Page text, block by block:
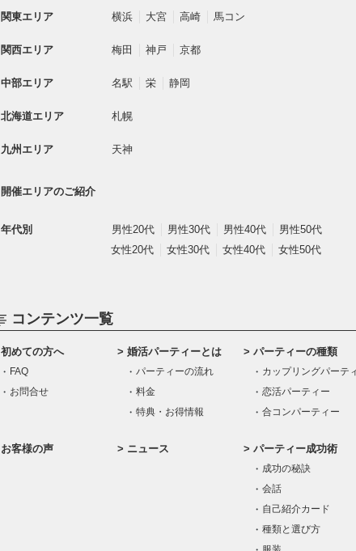
関東エリア 横浜 大宮 高崎 馬コン
関西エリア 梅田 神戸 京都
中部エリア 名駅 栄 静岡
北海道エリア 札幌
九州エリア 天神
開催エリアのご紹介
年代別 男性20代 男性30代 男性40代
男性50代
女性20代
女性30代 女性40代 女性50代
コンテンツ一覧
初めての方へ
FAQ
お問合せ
婚活パーティーとは
パーティーの流れ
料金
特典・お得情報
パーティーの種類
カップリングパーテ
恋活パーティー
合コンパーティー
お客様の声 ニュース パーティー成功術
成功の秘訣
会話
自己紹介カード
種類と選び方